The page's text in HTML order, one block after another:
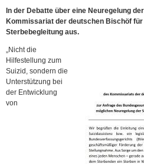
In der Debatte über eine Neuregelung
Kommissariat der deutschen Bischöf
Sterbebegleitung aus.
„Nicht die
Hilfestellung zum
Suizid, sondern die
Unterstützung bei
der Entwicklung
von